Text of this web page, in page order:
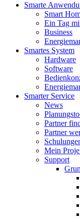
Smarte
Smart
Ein Tag
Business
Smartes System
Hardware
Software
Smarter Service
News
Partner
Partner
Mein
Support